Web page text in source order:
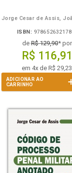
ISBN:
deR$ 129,90* por
R$ 116,91
em 4x de R$ 29,23
ADICIONAR AO
CARRINHO